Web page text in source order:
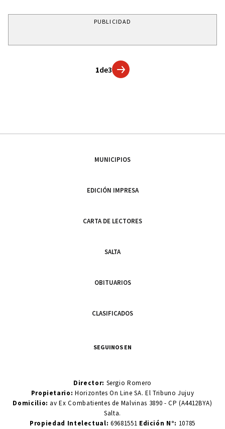
PUBLICIDAD
1de3
MUNICIPIOS
EDICIÓN IMPRESA
CARTA DE LECTORES
SALTA
OBITUARIOS
CLASIFICADOS
SEGUINOS EN
Director: Sergio Romero
Propietario:Horizontes On Line SA. El Tribuno Jujuy
Domicilio: av Ex Combatientes de Malvinas 3890 - CP (A4412BYA)
Salta.
Propiedad Intelectual: 69681551 Edición N°: 10785